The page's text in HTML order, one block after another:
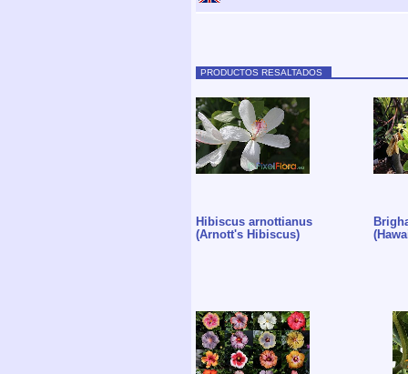
PRODUCTOS RESALTADOS
Hibiscus arnottianus
(Arnott's Hibiscus)